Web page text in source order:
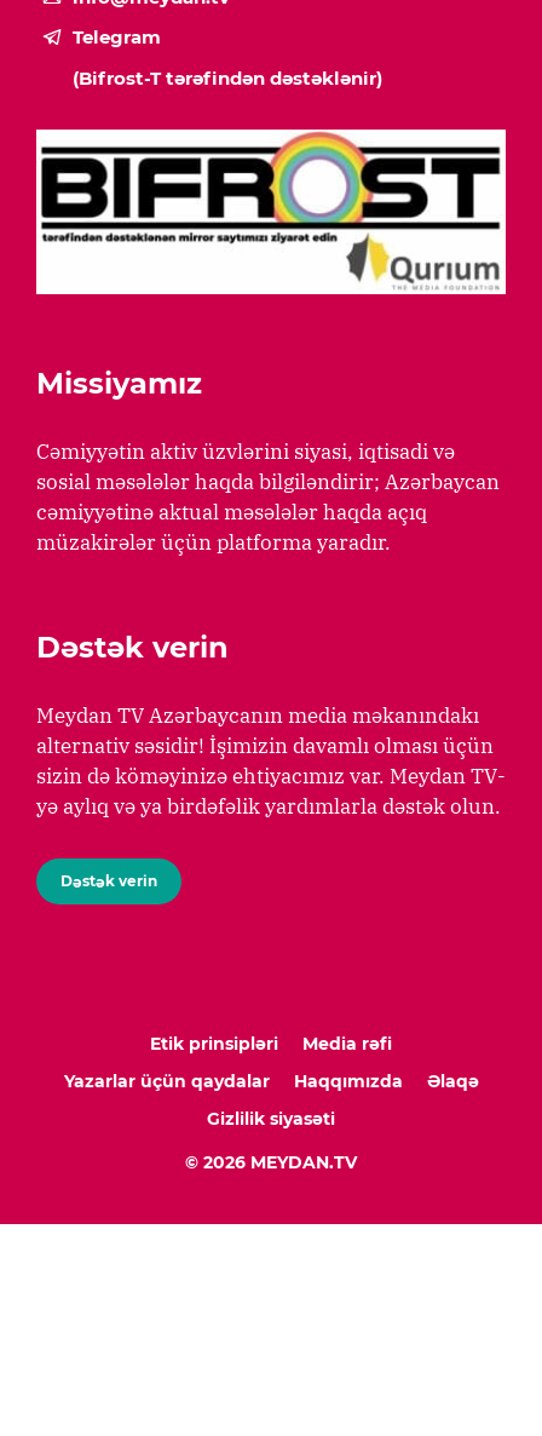
Telegram
(Bifrost-T tərəfindən dəstəklənir)
Missiyamız
Cəmiyyətin aktiv üzvlərini siyasi, iqtisadi və
sosial məsələlər haqda bilgiləndirir; Azərbaycan
cəmiyyətinə aktual məsələlər haqda açıq
müzakirələr üçün platforma yaradır.
Dəstək verin
Meydan TV Azərbaycanın media məkanındakı
alternativ səsidir! İşimizin davamlı olması üçün
sizin də köməyinizə ehtiyacımız var. Meydan TV-
yə aylıq və ya birdəfəlik yardımlarla dəstək olun.
Dəstək verin
Etik prinsipləri
Media rəfi
Yazarlar üçün qaydalar
Haqqımızda
Əlaqə
Gizlilik siyasəti
© 2026 MEYDAN.TV